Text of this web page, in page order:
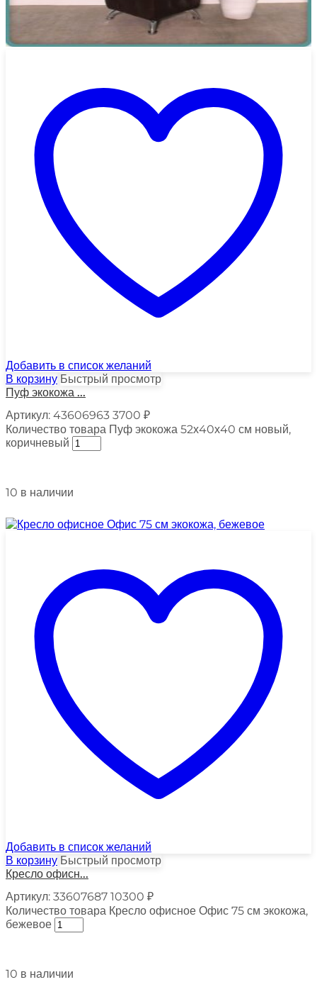
Добавить в список желаний
В корзину Быстрый просмотр
Пуф экокожа ...
Артикул: 43606963 3700 ₽
Количество товара Пуф экокожа 52х40х40 см новый,
коричневый
10 в наличии
Добавить в список желаний
В корзину Быстрый просмотр
Кресло офисн...
Артикул: 33607687 10300 ₽
Количество товара Кресло офисное Офис 75 см экокожа,
бежевое
10 в наличии